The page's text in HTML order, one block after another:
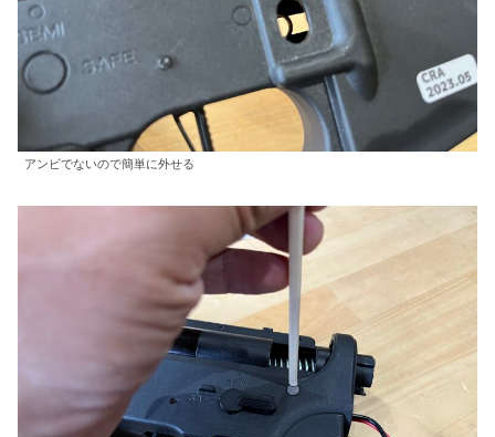
アンビでないので簡単に外せる